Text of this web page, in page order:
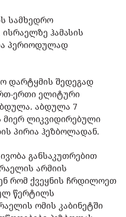
სამხედრო
ჰამასის
პერიოდულად
დარტყმის შედეგად
ერთი ელიტური
აბდულა 7
მიერ ლიკვიდირებული
პირია ჰეზბოლადან.
განსაკუთრებით
არმიის
რომ ქვეყნის ჩრდილოეთ
წერტილს
ომის კაბინეტში